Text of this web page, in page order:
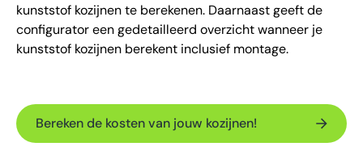
kunststof kozijnen te berekenen. Daarnaast geeft de
configurator een gedetailleerd overzicht wanneer je
kunststof kozijnen berekent inclusief montage.
Bereken de kosten van jouw kozijnen!